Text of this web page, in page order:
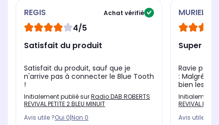
REGIS Achat vérifié
4/5
Satisfait du produit
Satisfait du produit, sauf que je
n'arrive pas à connecter le Blue Tooth
!
Initialement publié surRadio DAB ROBERTS
REVIVAL PETITE 2 BLEU MINUIT
Avis utile ?Oui 0 Non 0
MURIELLE
Super
Ravie par
: Malgré
bien les
Initialement
REVIVAL
Avis utile ?